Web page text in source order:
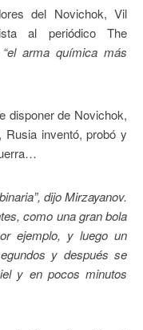
del Novichok, Vil
al periódico The
“el arma química más
disponer de Novichok,
Rusia inventó, probó y
dijo Mirzayanov.
como una gran bola
ejemplo, y luego un
y después se
y en pocos minutos